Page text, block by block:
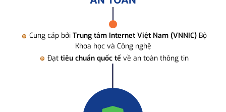
Cung cấp bởi Trung tâm Internet Việt Nam (VNNIC) Bộ
Khoa học và Công nghệ
Đạt tiêu chuẩn quốc tế về an toàn thông tin